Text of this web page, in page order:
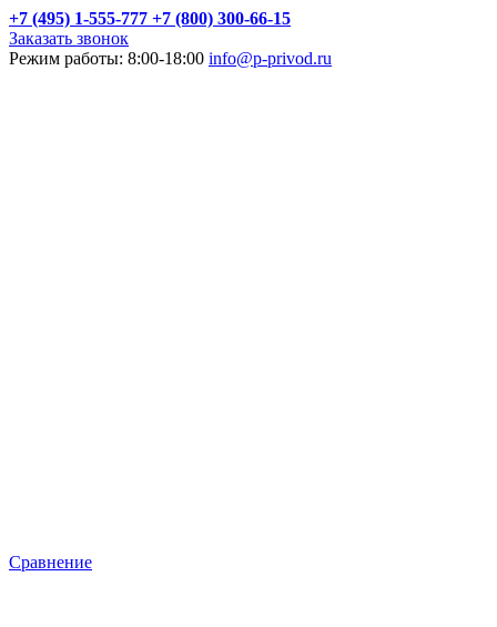
+7 (495) 1-555-777 +7 (800) 300-66-15
Заказать звонок
Режим работы: 8:00-18:00 info@p-privod.ru
Сравнение